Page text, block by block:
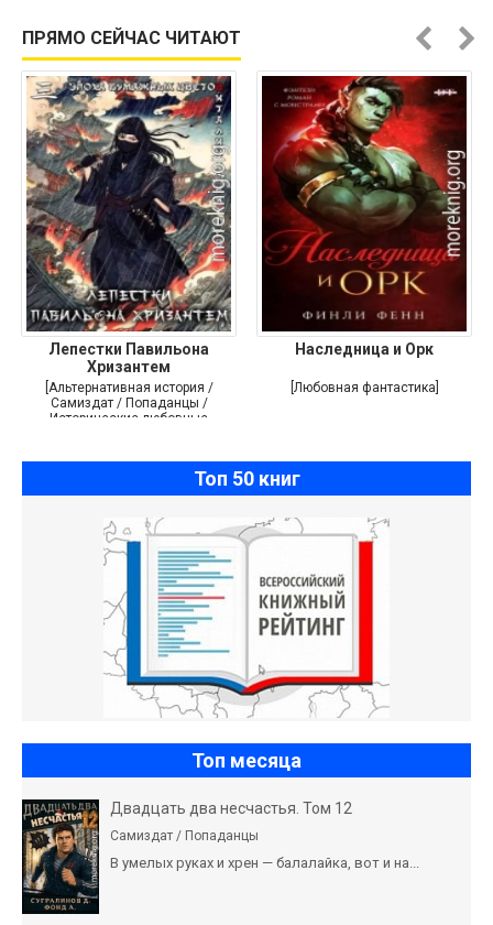
ПРЯМО СЕЙЧАС ЧИТАЮТ
Лепестки Павильона
Хризантем
[Альтернативная история /
Самиздат / Попаданцы /
Исторические любовные
Наследница и Орк
[Любовная фантастика]
Топ 50 книг
Топ месяца
Двадцать два несчастья. Том 12
Самиздат / Попаданцы
В умелых руках и хрен — балалайка, вот и на...